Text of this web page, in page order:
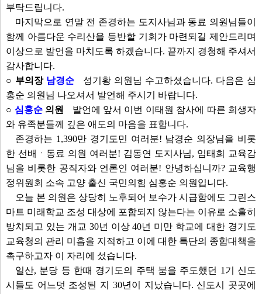
부탁드립니다.
마지막으로 연말 전 존경하는 도지사님과 동료 의원님들이
함께 아름다운 수리산을 등반할 기회가 마련되길 제안드리며
이상으로 발언을 마치도록 하겠습니다. 끝까지 경청해 주셔서
감사합니다.
○ 부의장 남경순
성기황 의원님 수고하셨습니다. 다음은 심
홍순 의원님 나오셔서 발언해 주시기 바랍니다.
○ 심홍순의원
발언에 앞서 이번 이태원 참사에 따른 희생자
와 유족분들께 깊은 애도의 마음을 표합니다.
존경하는 1,390만 경기도민 여러분! 남경순 의장님을 비롯
한 선배ㆍ동료 의원 여러분! 김동연 도지사님, 임태희 교육감
님을 비롯한 공직자와 언론인 여러분! 안녕하십니까? 교육행
정위원회 소속 고양 출신 국민의힘 심홍순 의원입니다.
오늘 본 의원은 상당히 노후되어 보수가 시급함에도 그린스
마트 미래학교 조성 대상에 포함되지 않는다는 이유로 소홀히
방치되고 있는 개교 30년 이상 40년 미만 학교에 대한 경기도
교육청의 관리 미흡을 지적하고 이에 대한 특단의 종합대책을
촉구하고자 이 자리에 섰습니다.
일산, 분당 등 한때 경기도의 주택 붐을 주도했던 1기 신도
시들도 어느덧 조성된 지 30년이 지났습니다. 신도시 곳곳에